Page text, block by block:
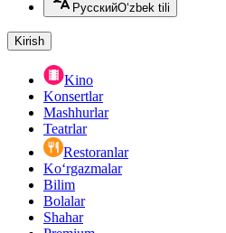
РусскийO‘zbek tili
Kirish
Kino
Konsertlar
Mashhurlar
Teatrlar
Restoranlar
Ko‘rgazmalar
Bilim
Bolalar
Shahar